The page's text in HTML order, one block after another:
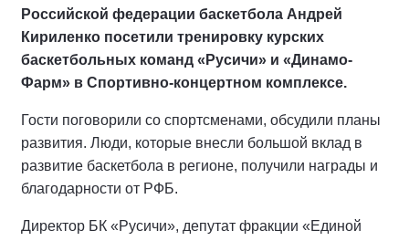
Российской федерации баскетбола Андрей
Кириленко посетили тренировку курских
баскетбольных команд «Русичи» и «Динамо-
Фарм» в Спортивно-концертном комплексе.
Гости поговорили со спортсменами, обсудили планы
развития. Люди, которые внесли большой вклад в
развитие баскетбола в регионе, получили награды и
благодарности от РФБ.
Директор БК «Русичи», депутат фракции «Единой